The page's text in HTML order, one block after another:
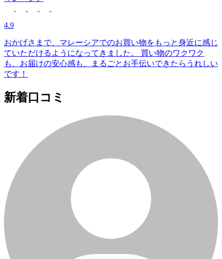
4.9
おかげさまで、マレーシアでのお買い物をもっと身近に感じ
ていただけるようになってきました。
買い物のワクワク
も、お届けの安心感も、まるごとお手伝いできたらうれしい
です！
新着口コミ